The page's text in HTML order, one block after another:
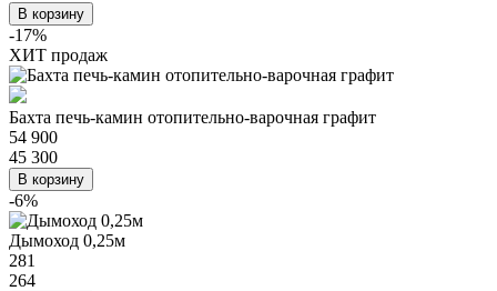
В корзину
-17%
ХИТ продаж
Бахта печь-камин отопительно-варочная графит
54 900
45 300
В корзину
-6%
Дымоход 0,25м
281
264